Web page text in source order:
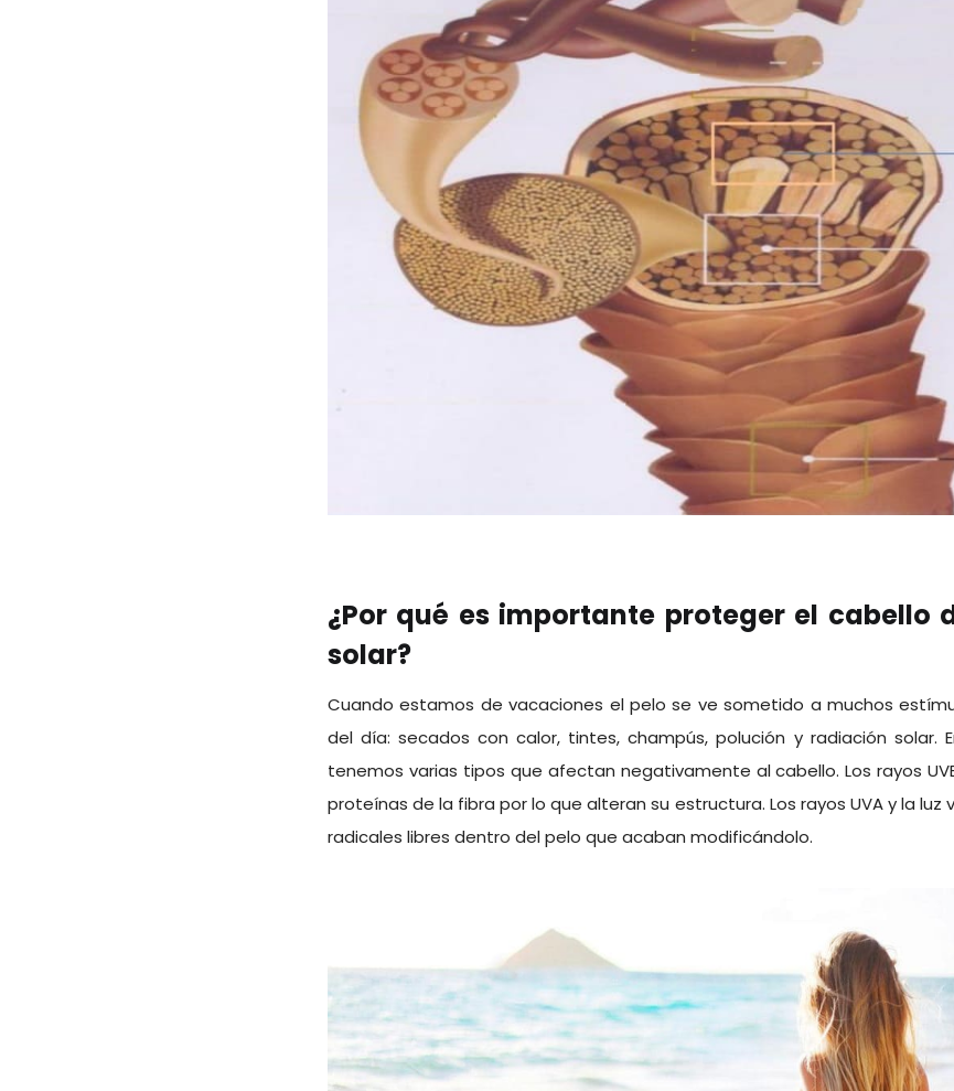
¿Por qué es importante proteger el cabello
solar?
Cuando estamos de vacaciones el pelo se ve sometido a muchos
del día: secados con calor, tintes, champús, polución y radiación solar.
tenemos varias tipos que afectan negativamente al cabello. Los rayos
proteínas de la fibra por lo que alteran su estructura. Los rayos UVA y la luz
radicales libres dentro del pelo que acaban modificándolo.